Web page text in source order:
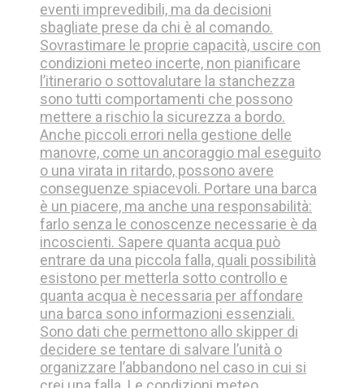
eventi imprevedibili, ma da decisioni
sbagliate prese da chi è al comando.
Sovrastimare le proprie capacità, uscire con
condizioni meteo incerte, non pianificare
l’itinerario o sottovalutare la stanchezza
sono tutti comportamenti che possono
mettere a rischio la sicurezza a bordo.
Anche piccoli errori nella gestione delle
manovre, come un ancoraggio mal eseguito
o una virata in ritardo, possono avere
conseguenze spiacevoli. Portare una barca
è un piacere, ma anche una responsabilità:
farlo senza le conoscenze necessarie è da
incoscienti. Sapere quanta acqua può
entrare da una piccola falla, quali possibilità
esistono per metterla sotto controllo e
quanta acqua è necessaria per affondare
una barca sono informazioni essenziali.
Sono dati che permettono allo skipper di
decidere se tentare di salvare l’unità o
organizzare l’abbandono nel caso in cui si